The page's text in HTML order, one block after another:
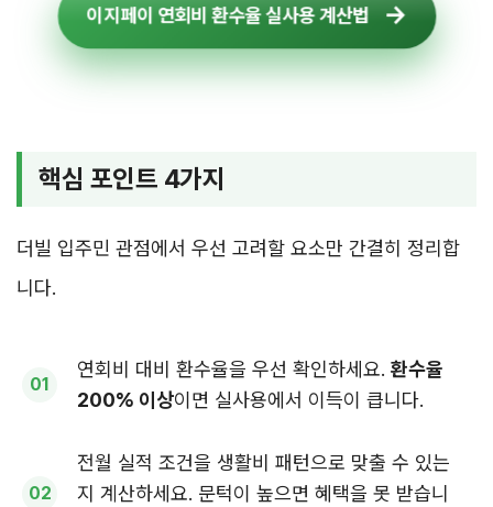
이지페이 연회비 환수율 실사용 계산법
핵심 포인트 4가지
더빌 입주민 관점에서 우선 고려할 요소만 간결히 정리합
니다.
연회비 대비 환수율을 우선 확인하세요. 환수율
200% 이상이면 실사용에서 이득이 큽니다.
전월 실적 조건을 생활비 패턴으로 맞출 수 있는
지 계산하세요. 문턱이 높으면 혜택을 못 받습니